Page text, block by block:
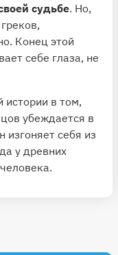
судьбе. Но,
Конец этой
себе глаза, не
истории в том,
убеждается в
себя из
у древних